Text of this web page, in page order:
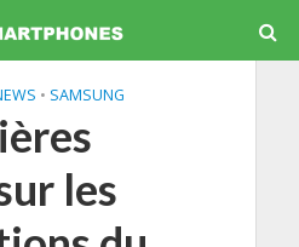
• SAMSUNG
les